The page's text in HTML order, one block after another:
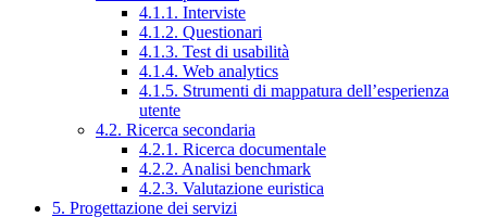
4.1.1. Interviste
4.1.2. Questionari
4.1.3. Test di usabilità
4.1.4. Web analytics
4.1.5. Strumenti di mappatura dell’esperienza
utente
4.2. Ricerca secondaria
4.2.1. Ricerca documentale
4.2.2. Analisi benchmark
4.2.3. Valutazione euristica
5. Progettazione dei servizi